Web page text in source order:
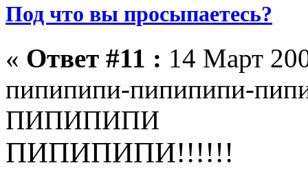
Под что вы просыпаетесь?
« Ответ #11 : 14 Март
пипипипи-пипипипи-
ПИПИПИПИ
ПИПИПИПИ!!!!!!